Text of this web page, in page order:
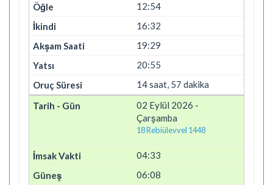
12:54
16:32
19:29
20:55
14 saat, 57 dakika
02 Eylül 2026 -
Çarşamba
18 Rebiülevvel 1448
04:33
06:08